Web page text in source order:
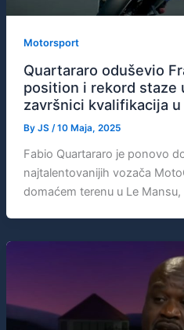
Motorsport
Quartararo oduševio
position i rekord staze
završnici kvalifikacija u
By JS /10 Maja, 2025
Fabio Quartararo je ponovo
najtalentovanijih vozača
domaćem terenu u Le